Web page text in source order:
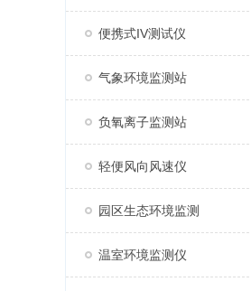
便携式IV测试仪
气象环境监测站
负氧离子监测站
轻便风向风速仪
园区生态环境监测
温室环境监测仪